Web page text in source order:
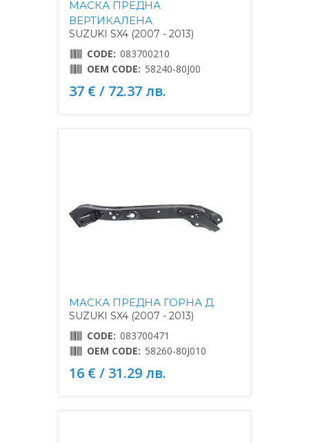
МАСКА ПРЕДНА
ВЕРТИКАЛЕНА
SUZUKI SX4 (2007 - 2013)
CODE: 083700210
OEM CODE: 58240-80J00
37 € / 72.37 лв.
МАСКА ПРЕДНА ГОРНА Д.
SUZUKI SX4 (2007 - 2013)
CODE: 083700471
OEM CODE: 58260-80J010
16 € / 31.29 лв.